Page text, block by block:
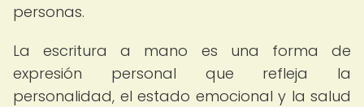
personas.
La escritura a mano es una forma de
expresión personal que refleja la
personalidad, el estado emocional y la salud